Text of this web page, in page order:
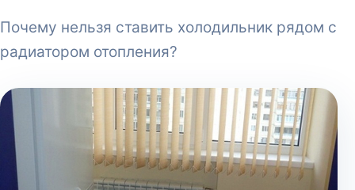
Почему нельзя ставить холодильник рядом с
радиатором отопления?